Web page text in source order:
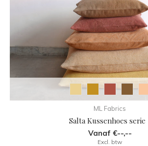
ML Fabrics
Salta Kussenhoes serie
Vanaf €--,--
Excl. btw